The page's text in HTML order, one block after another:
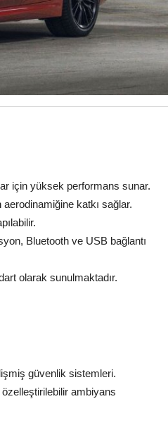
için yüksek performans sunar.
katkı sağlar.
Bluetooth ve USB bağlantı
olarak sunulmaktadır.
güvenlik sistemleri.
ambiyans